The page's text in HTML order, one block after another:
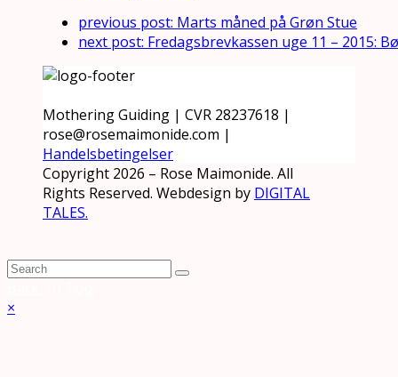
previous post: Marts måned på Grøn Stue
next post: Fredagsbrevkassen uge 11 – 2015:
Mothering Guiding | CVR 28237618 |
rose@rosemaimonide.com |
Handelsbetingelser
Copyright 2026 – Rose Maimonide. All
Rights Reserved. Webdesign by DIGITAL
TALES.
×